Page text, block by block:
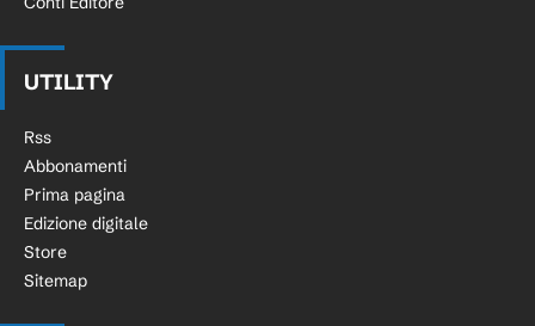
UTILITY
Rss
Abbonamenti
Prima pagina
Edizione digitale
Store
Sitemap